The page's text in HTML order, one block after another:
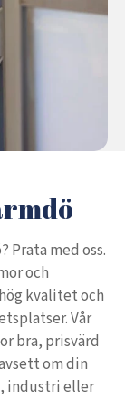
Prata med oss.
och
kvalitet och
Vår
bra, prisvärd
om din
industri eller